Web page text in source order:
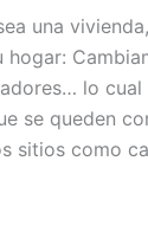
una
lo
se queden
sitios como